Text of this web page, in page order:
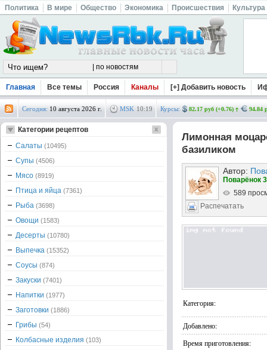
Политика В мире Общество Экономика Происшествия Культура
Главная Все темы Россия Каналы [+] Добавить новость
Сегодня: 10 августа 2026 г. MSK 10:19 Курсы: 82.17 руб (+0.76) 94.84
Лимонная
базиликом
Автор:
Поварёнок
589
Распечатать
Категория:
Добавлено:
Время приготовления:
Категории рецептов
Салаты (10495)
Супы (4506)
Мясо (8919)
Птица и яйца (7361)
Рыба (3698)
Овощи (1583)
Десерты (10780)
Выпечка (15352)
Соусы (874)
Закуски (7401)
Напитки (1977)
Заготовки (1886)
Грибы (54)
Колбасные изделия (103)